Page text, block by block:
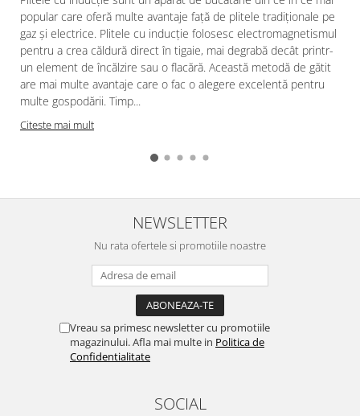
popular care oferă multe avantaje față de plitele tradiționale pe
gaz și electrice. Plitele cu inducție folosesc electromagnetismul
pentru a crea căldură direct în tigaie, mai degrabă decât printr-
un element de încălzire sau o flacără. Această metodă de gătit
are mai multe avantaje care o fac o alegere excelentă pentru
multe gospodării. Timp...
Citeste mai mult
NEWSLETTER
Nu rata ofertele si promotiile noastre
Vreau sa primesc newsletter cu promotiile
magazinului. Afla mai multe in Politica de
Confidentialitate
SOCIAL